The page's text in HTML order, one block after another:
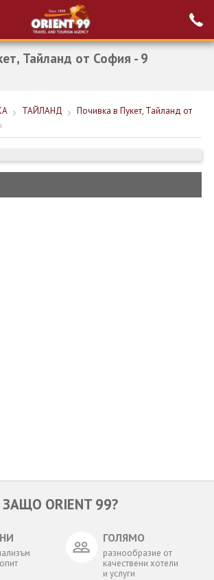
Проверка на
резервация
Тайланд от София - 9
ТАЙЛАНД
Почивка в Пукет, Тайланд от
ЗАЩО ORIENT 99?
ГОЛЯМО
разнообразие от
качествени хотели
и услуги